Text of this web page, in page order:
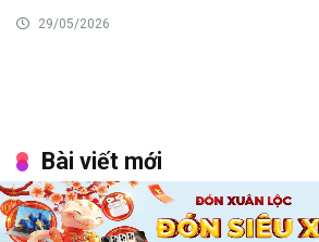
29/05/2026
Bài viết mới
Chơi game cung đấu mobile: Top 7